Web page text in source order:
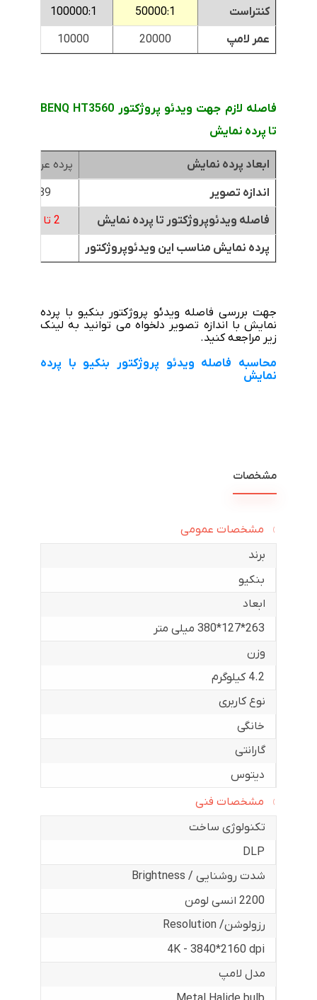
کنتراست
50000:1
100000:1
عمر لامپ
20000
10000
فاصله لازم جهت ویدئو پروژکتور BENQ HT3560
تا پرده نمایش
ابعاد پرده نمایش
پرده عرض 1.8متر
اندازه تصویر
89 اینچ
فاصله ویدئوپروژکتور تا پرده نمایش
2 تا 2.6 متر
پرده نمایش مناسب این ویدئوپروژکتور
جهت بررسی فاصله ویدئو پروژکتور بنکیو با پرده
نمایش با اندازه تصویر دلخواه می توانید به لینک
زیر مراجعه کنید.
محاسبه فاصله ویدئو پروژکتور بنکیو با پرده
نمایش
مشخصات
مشخصات عمومی
برند
بنکیو
ابعاد
263*127*380 میلی متر
وزن
4.2 کیلوگرم
نوع کاربری
خانگی
گارانتی
دیتوس
مشخصات فنی
تکنولوژی ساخت
DLP
شدت روشنایی / Brightness
2200 انسی لومن
رزولوشن/ Resolution
4K - 3840*2160 dpi
مدل لامپ